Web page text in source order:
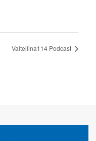
Valtellina114 Podcast